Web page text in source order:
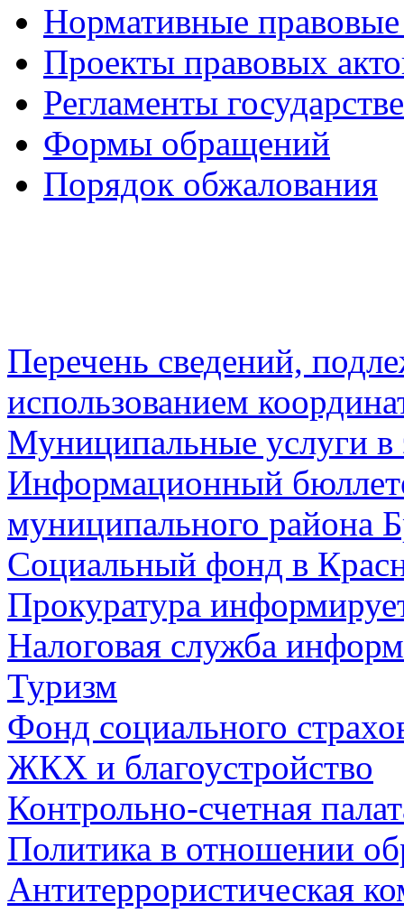
Нормативные
Проекты правовых
Регламенты
Формы обращений
Порядок обжалования
Перечень сведений,
использованием
Муниципальные услуги в
Информационный
муниципального района
Социальный фонд в
Прокуратура
Налоговая служба
Туризм
Фонд социального
ЖКХ и благоустройство
Контрольно-счетная
Политика в отношении
Антитеррористическая